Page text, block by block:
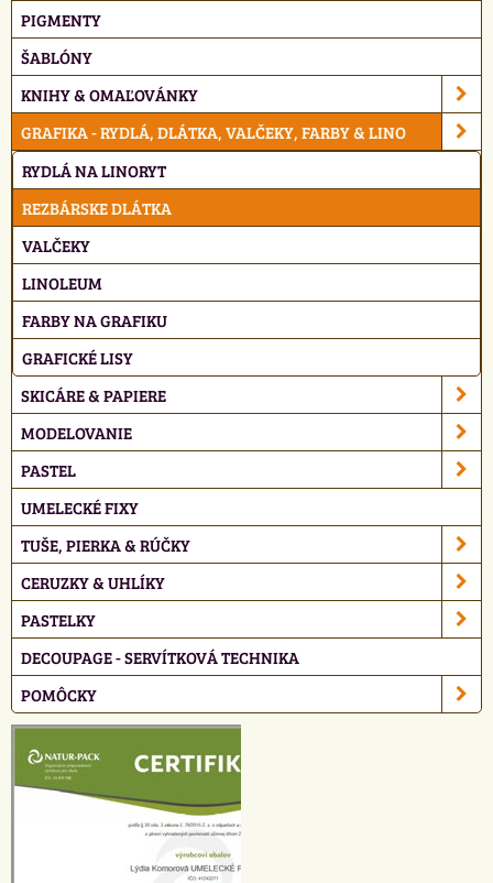
PIGMENTY
ŠABLÓNY
KNIHY & OMAĽOVÁNKY
GRAFIKA - RYDLÁ, DLÁTKA, VALČEKY, FARBY & LINO
RYDLÁ NA LINORYT
REZBÁRSKE DLÁTKA
VALČEKY
LINOLEUM
FARBY NA GRAFIKU
GRAFICKÉ LISY
SKICÁRE & PAPIERE
MODELOVANIE
PASTEL
UMELECKÉ FIXY
TUŠE, PIERKA & RÚČKY
CERUZKY & UHLÍKY
PASTELKY
DECOUPAGE - SERVÍTKOVÁ TECHNIKA
POMÔCKY